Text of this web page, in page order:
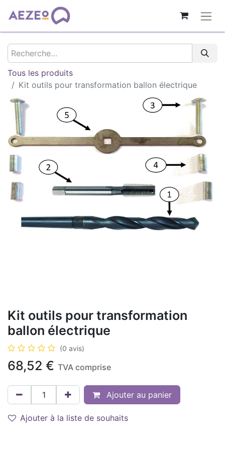
Tous les produits
Kit outils pour transformation ballon électrique
Kit outils pour transformation
ballon électrique
(0 avis)
68,52 € TVA comprise
Ajouter au panier
Ajouter à la liste de souhaits